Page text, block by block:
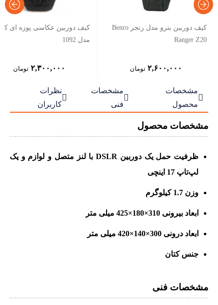
کیف دوربین بنرو مدل رنجر Benro
Ranger Z20
۲,۶۰۰,۰۰۰ تومان
کیف دوربین عکاسی پوزه ای
مدل 1092
۲,۳۰۰,۰۰۰ تومان

مشخصات
محصول

مشخصات
فنی

نظرات
کاربران
مشخصات محصول
ظرفیت حمل یک دوربین DSLR با لنز متصل و لوازم و یک
لپ‌تاپ 17 اینچی
وزن 1.7 کیلوگرم
ابعاد بیرونی 310×180×425 میلی متر
ابعاد درونی 300×140×420 میلی متر
جنس کتان
مشخصات فنی